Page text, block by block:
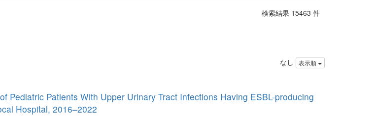
検索結果 15463 件
なし 表示順
Pediatric Patients With Upper Urinary Tract Infections Having ESBL-producing
Hospital, 2016–2022